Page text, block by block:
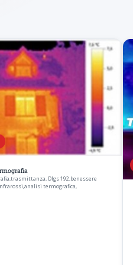
Dlgs 192,benessere
termografica,